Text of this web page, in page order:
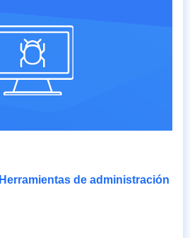
Herramientas de administración